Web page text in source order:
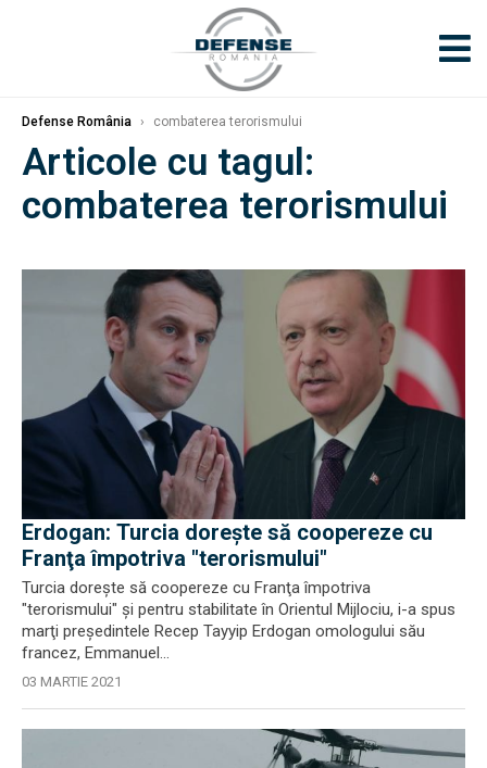
Defense România › combaterea terorismului
Articole cu tagul:
combaterea terorismului
Erdogan: Turcia doreşte să coopereze cu
Franţa împotriva "terorismului"
Turcia doreşte să coopereze cu Franţa împotriva
"terorismului" şi pentru stabilitate în Orientul Mijlociu, i-a spus
marţi preşedintele Recep Tayyip Erdogan omologului său
francez, Emmanuel...
03 MARTIE 2021